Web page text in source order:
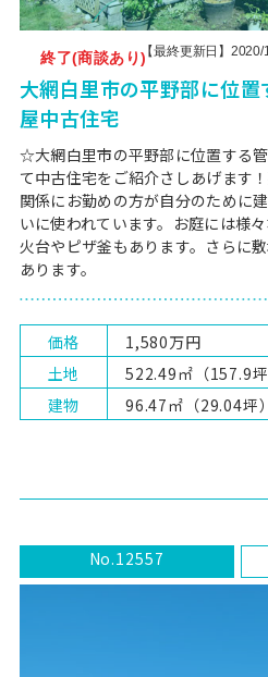
終了(商談あり)【最終更新日】
大網白里市の平野部に位
屋中古住宅
☆大網白里市の平野部に位置する
て中古住宅をご紹介さしあげます
関係にお勤めの方が自分のために
いに使われています。お庭には様
火台やピザ釜もあります。さらに
あります。
価格
1,580万円
土地
522.49㎡（157.9坪
建物
96.47㎡（29.04坪）
No.12557